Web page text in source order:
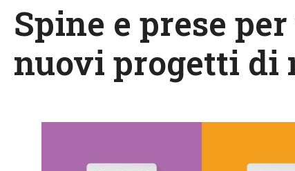
Spine e prese
nuovi progetti di